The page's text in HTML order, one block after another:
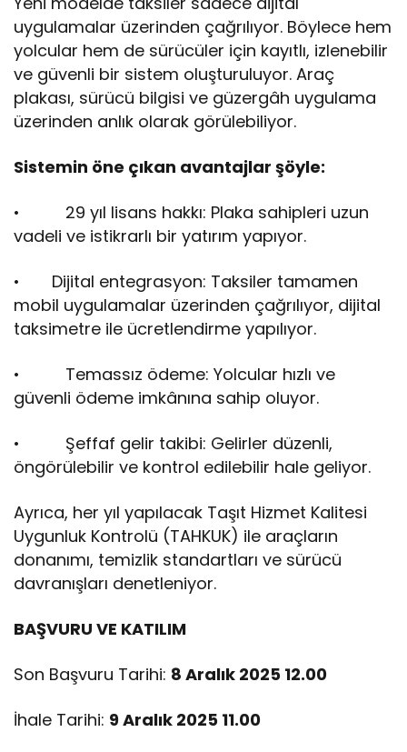
uygulamalar üzerinden çağrılıyor. Böylece hem
yolcular hem de sürücüler için kayıtlı, izlenebilir
ve güvenli bir sistem oluşturuluyor. Araç
plakası, sürücü bilgisi ve güzergâh uygulama
üzerinden anlık olarak görülebiliyor.
Sistemin öne çıkan avantajlar şöyle:
• 29 yıl lisans hakkı: Plaka sahipleri uzun
vadeli ve istikrarlı bir yatırım yapıyor.
• Dijital entegrasyon: Taksiler tamamen
mobil uygulamalar üzerinden çağrılıyor, dijital
taksimetre ile ücretlendirme yapılıyor.
• Temassız ödeme: Yolcular hızlı ve
güvenli ödeme imkânına sahip oluyor.
• Şeffaf gelir takibi: Gelirler düzenli,
öngörülebilir ve kontrol edilebilir hale geliyor.
Ayrıca, her yıl yapılacak Taşıt Hizmet Kalitesi
Uygunluk Kontrolü (TAHKUK) ile araçların
donanımı, temizlik standartları ve sürücü
davranışları denetleniyor.
BAŞVURU VE KATILIM
Son Başvuru Tarihi: 8 Aralık 2025 12.00
İhale Tarihi: 9 Aralık 2025 11.00